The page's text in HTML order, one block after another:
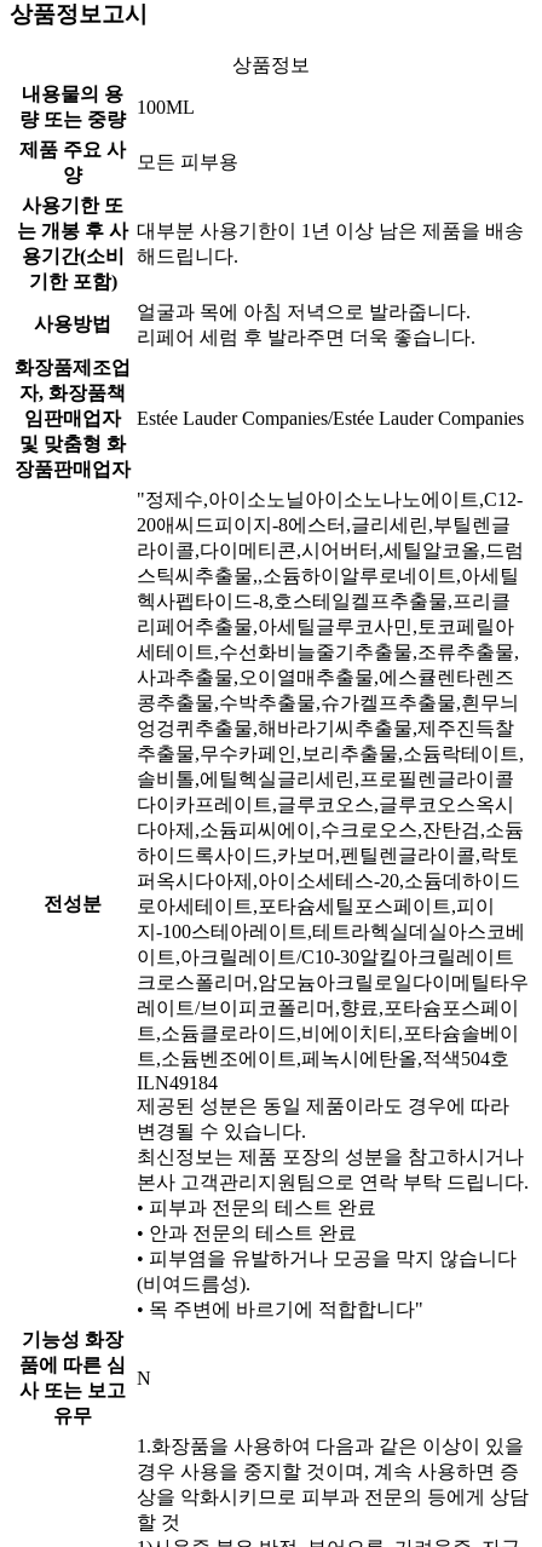
상품정보고시
상품정보
내용물의 용
량 또는 중량
100ML
제품 주요 사
양
모든 피부용
사용기한 또
는 개봉 후 사
용기간(소비
기한 포함)
대부분 사용기한이 1년 이상 남은 제품을 배송
해드립니다.
사용방법
얼굴과 목에 아침 저녁으로 발라줍니다.
리페어 세럼 후 발라주면 더욱 좋습니다.
화장품제조업
자, 화장품책
임판매업자
및 맞춤형 화
장품판매업자
Estée Lauder Companies/Estée Lauder Companies
전성분
"정제수,아이소노닐아이소노나노에이트,C12-
20애씨드피이지-8에스터,글리세린,부틸렌글
라이콜,다이메티콘,시어버터,세틸알코올,드럼
스틱씨추출물,,소듐하이알루로네이트,아세틸
헥사펩타이드-8,호스테일켈프추출물,프리클
리페어추출물,아세틸글루코사민,토코페릴아
세테이트,수선화비늘줄기추출물,조류추출물,
사과추출물,오이열매추출물,에스큘렌타렌즈
콩추출물,수박추출물,슈가켈프추출물,흰무늬
엉겅퀴추출물,해바라기씨추출물,제주진득찰
추출물,무수카페인,보리추출물,소듐락테이트,
솔비톨,에틸헥실글리세린,프로필렌글라이콜
다이카프레이트,글루코오스,글루코오스옥시
다아제,소듐피씨에이,수크로오스,잔탄검,소듐
하이드록사이드,카보머,펜틸렌글라이콜,락토
퍼옥시다아제,아이소세테스-20,소듐데하이드
로아세테이트,포타슘세틸포스페이트,피이
지-100스테아레이트,테트라헥실데실아스코베
이트,아크릴레이트/C10-30알킬아크릴레이트
크로스폴리머,암모늄아크릴로일다이메틸타우
레이트/브이피코폴리머,향료,포타슘포스페이
트,소듐클로라이드,비에이치티,포타슘솔베이
트,소듐벤조에이트,페녹시에탄올,적색504호
ILN49184
제공된 성분은 동일 제품이라도 경우에 따라
변경될 수 있습니다.
최신정보는 제품 포장의 성분을 참고하시거나
본사 고객관리지원팀으로 연락 부탁 드립니다.
• 피부과 전문의 테스트 완료
• 안과 전문의 테스트 완료
• 피부염을 유발하거나 모공을 막지 않습니다
(비여드름성).
• 목 주변에 바르기에 적합합니다"
기능성 화장
품에 따른 심
사 또는 보고
유무
N
1.화장품을 사용하여 다음과 같은 이상이 있을
경우 사용을 중지할 것이며, 계속 사용하면 증
상을 악화시키므로 피부과 전문의 등에게 상담
할 것